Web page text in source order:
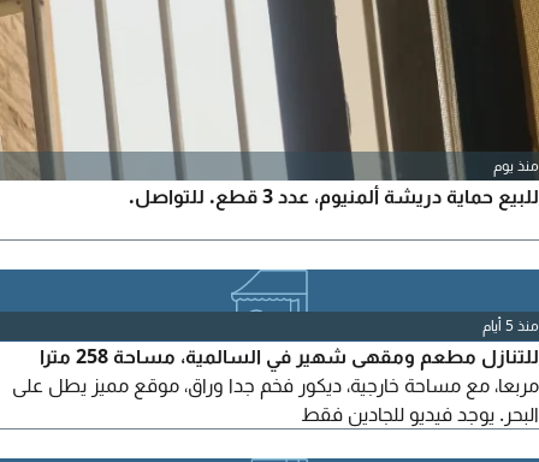
منذ يوم
للبيع حماية دريشة ألمنيوم، عدد 3 قطع. للتواصل.
منذ 5 أيام
للتنازل مطعم ومقهى شهير في السالمية، مساحة 258 مترا
مربعا، مع مساحة خارجية، ديكور فخم جدا وراق، موقع مميز يطل على
البحر. يوجد فيديو للجادين فقط